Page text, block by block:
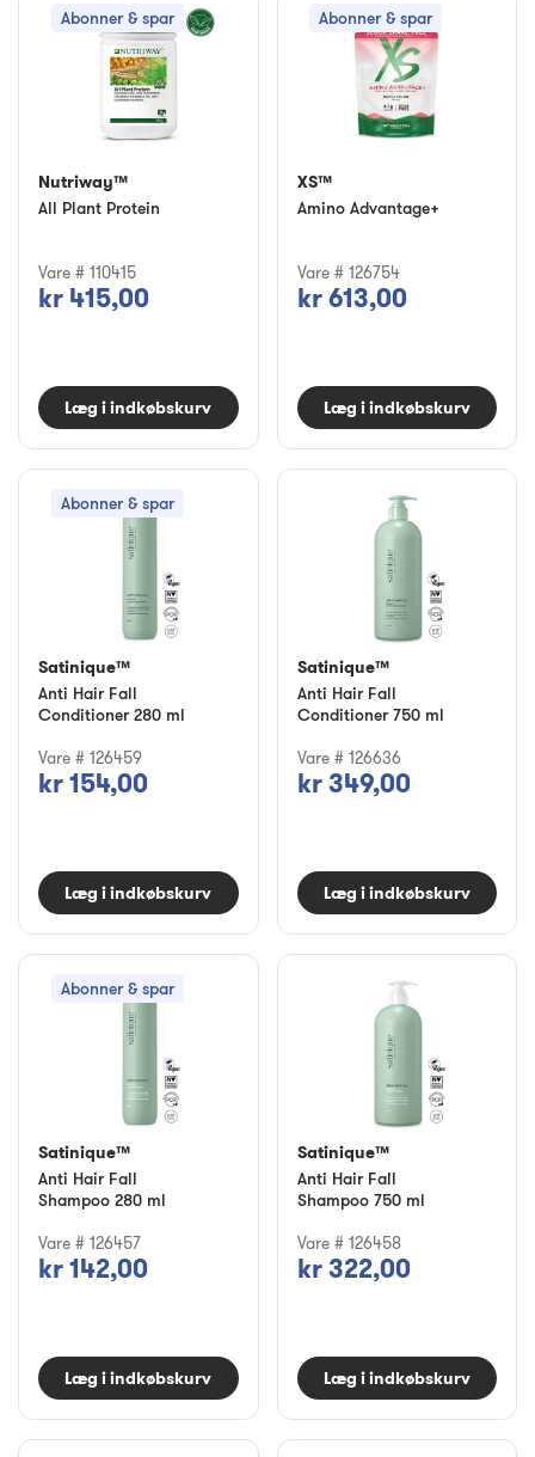
Abonner & spar
Nutriway™
All Plant Protein
Vare # 110415
kr 415,00
Læg i indkøbskurv
Abonner & spar
XS™
Amino Advantage+
Vare # 126754
kr 613,00
Læg i indkøbskurv
Abonner & spar
Satinique™
Anti Hair Fall
Conditioner 280 ml
Vare # 126459
kr 154,00
Læg i indkøbskurv
Satinique™
Anti Hair Fall
Conditioner 750 ml
Vare # 126636
kr 349,00
Læg i indkøbskurv
Abonner & spar
Satinique™
Anti Hair Fall
Shampoo 280 ml
Vare # 126457
kr 142,00
Læg i indkøbskurv
Satinique™
Anti Hair Fall
Shampoo 750 ml
Vare # 126458
kr 322,00
Læg i indkøbskurv